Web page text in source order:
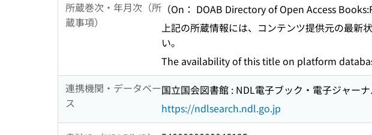
所蔵巻次・年月次（所
蔵事項）
（On： DOAB Directory of Open Access
上記の所蔵情報には、コンテンツ提供元の最新
い。
The availability of this title on platform
連携機関・データベー
ス
国立国会図書館 : NDL電子ブック・電子ジャー
https://ndlsearch.ndl.go.jp